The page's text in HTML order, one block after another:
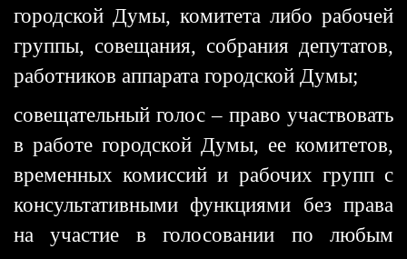
городской Думы, комитета либо рабочей
группы, совещания, собрания депутатов,
работников аппарата городской Думы;
совещательный голос – право участвовать
в работе городской Думы, ее комитетов,
временных комиссий и рабочих групп с
консультативными функциями без права
на участие в голосовании по любым